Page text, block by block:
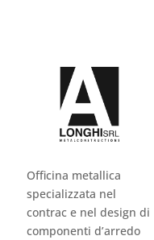
Officina metallica
specializzata nel
contrac e nel design di
componenti d’arredo